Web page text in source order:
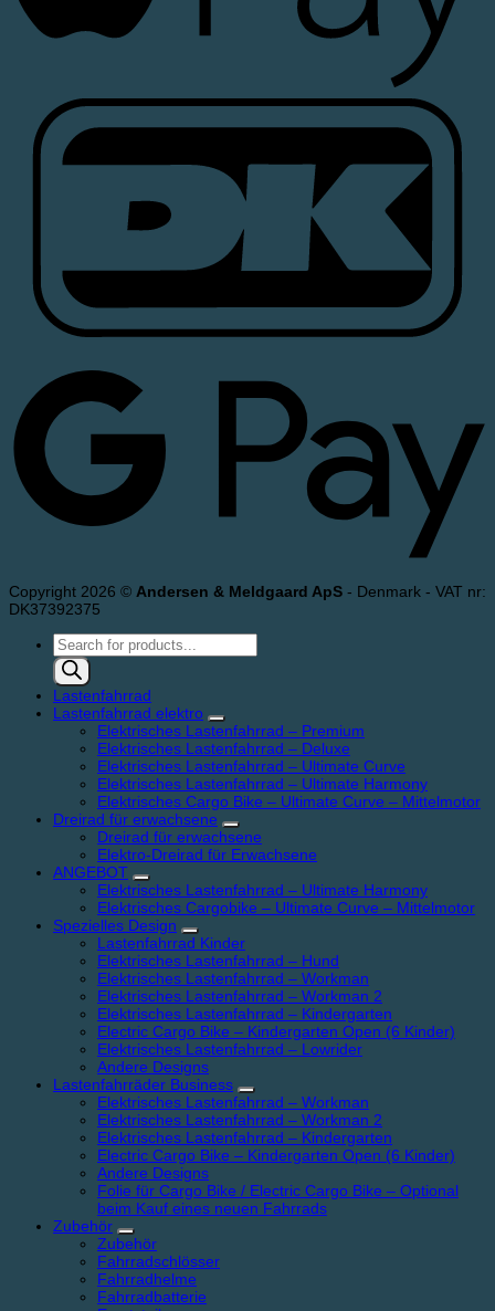
Copyright 2026 © Andersen & Meldgaard ApS - Denmark - VAT nr:
DK37392375
Products
search
Lastenfahrrad
Lastenfahrrad elektro
Elektrisches Lastenfahrrad – Premium
Elektrisches Lastenfahrrad – Deluxe
Elektrisches Lastenfahrrad – Ultimate Curve
Elektrisches Lastenfahrrad – Ultimate Harmony
Elektrisches Cargo Bike – Ultimate Curve – Mittelmotor
Dreirad für erwachsene
Dreirad für erwachsene
Elektro-Dreirad für Erwachsene
ANGEBOT
Elektrisches Lastenfahrrad – Ultimate Harmony
Elektrisches Cargobike – Ultimate Curve – Mittelmotor
Spezielles Design
Lastenfahrrad Kinder
Elektrisches Lastenfahrrad – Hund
Elektrisches Lastenfahrrad – Workman
Elektrisches Lastenfahrrad – Workman 2
Elektrisches Lastenfahrrad – Kindergarten
Electric Cargo Bike – Kindergarten Open (6 Kinder)
Elektrisches Lastenfahrrad – Lowrider
Andere Designs
Lastenfahrräder Business
Elektrisches Lastenfahrrad – Workman
Elektrisches Lastenfahrrad – Workman 2
Elektrisches Lastenfahrrad – Kindergarten
Electric Cargo Bike – Kindergarten Open (6 Kinder)
Andere Designs
Folie für Cargo Bike / Electric Cargo Bike – Optional
beim Kauf eines neuen Fahrrads
Zubehör
Zubehör
Fahrradschlösser
Fahrradhelme
Fahrradbatterie